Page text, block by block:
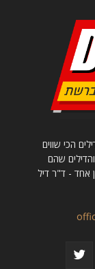
הכי שווים
שהם
אחד - ד"ר דיל